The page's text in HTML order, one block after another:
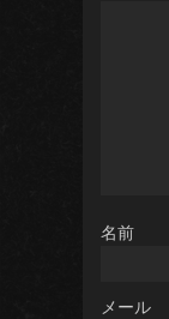
名前
メール